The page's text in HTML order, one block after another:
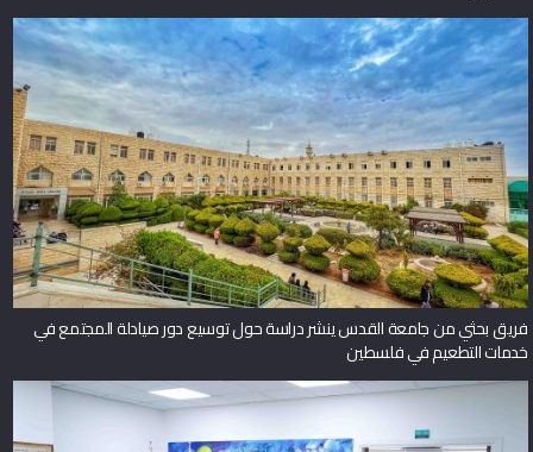
فريق بحثي من جامعة القدس ينشر دراسة حول توسيع دور صيادلة المجتمع في
خدمات التطعيم في فلسطين